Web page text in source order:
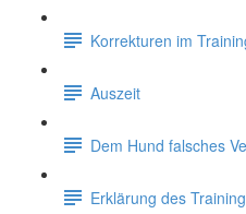
Korrekturen im
Auszeit
Dem Hund falsches
Erklärung des